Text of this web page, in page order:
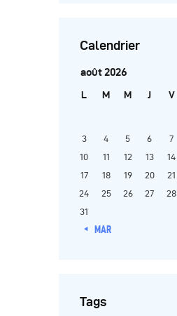
Calendrier
août 2026
L M M J V
3
4 5 6 7
10
11 12 13 14
17
18 19 20 21
24
25 26 27 28
31
« MAR
Tags